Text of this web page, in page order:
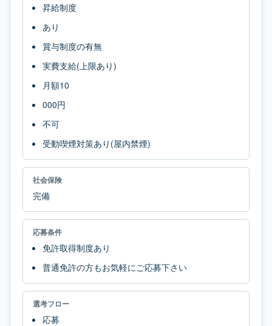
昇給制度
あり
賞与制度の有無
実費支給(上限あり)
月額10
000円
不可
受動喫煙対策あり(屋内禁煙)
社会保険
完備
応募条件
免許取得制度あり
普通免許の方もお気軽にご応募下さい
選考フロー
応募